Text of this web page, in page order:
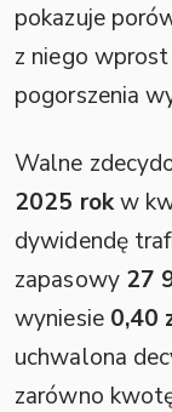
pokazuje
z niego
pogorszenia
Walne
2025 rokw
dywidendę
zapasowy 27
wyniesie 0,40
uchwalona
zarówno